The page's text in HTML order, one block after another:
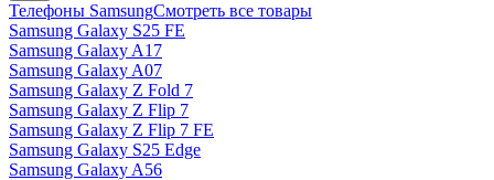
Телефоны SamsungСмотреть все товары
Samsung Galaxy S25 FE
Samsung Galaxy A17
Samsung Galaxy A07
Samsung Galaxy Z Fold 7
Samsung Galaxy Z Flip 7
Samsung Galaxy Z Flip 7 FE
Samsung Galaxy S25 Edge
Samsung Galaxy A56